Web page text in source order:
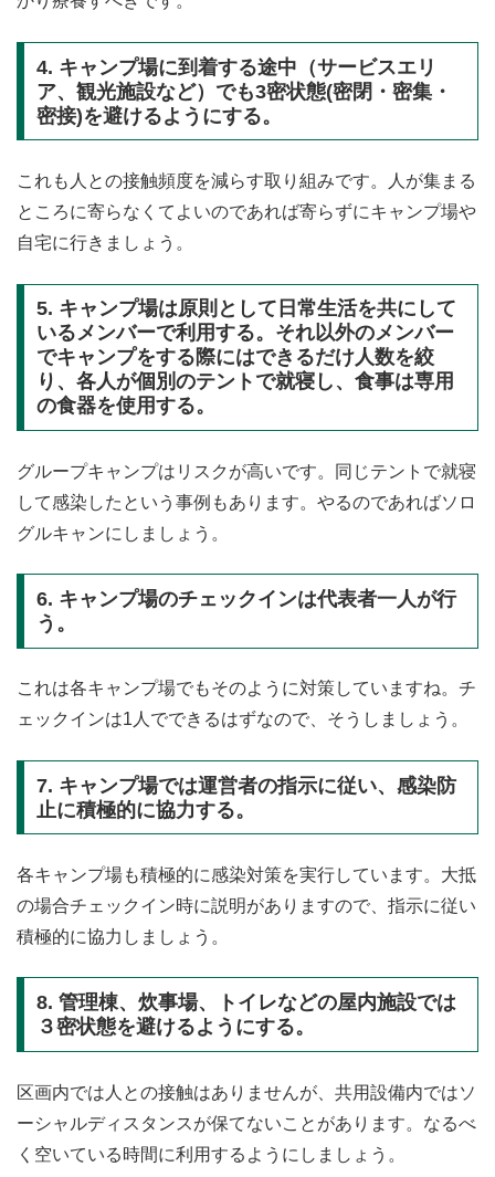
4. キャンプ場に到着する途中（サービスエリ
ア、観光施設など）でも3密状態(密閉・密集・
密接)を避けるようにする。
これも人との接触頻度を減らす取り組みです。人が集まる
ところに寄らなくてよいのであれば寄らずにキャンプ場や
自宅に行きましょう。
5. キャンプ場は原則として日常生活を共にして
いるメンバーで利用する。それ以外のメンバー
でキャンプをする際にはできるだけ人数を絞
り、各人が個別のテントで就寝し、食事は専用
の食器を使用する。
グループキャンプはリスクが高いです。同じテントで就寝
して感染したという事例もあります。やるのであればソロ
グルキャンにしましょう。
6. キャンプ場のチェックインは代表者一人が行
う。
これは各キャンプ場でもそのように対策していますね。チ
ェックインは1人でできるはずなので、そうしましょう。
7. キャンプ場では運営者の指示に従い、感染防
止に積極的に協力する。
各キャンプ場も積極的に感染対策を実行しています。大抵
の場合チェックイン時に説明がありますので、指示に従い
積極的に協力しましょう。
8. 管理棟、炊事場、トイレなどの屋内施設では
３密状態を避けるようにする。
区画内では人との接触はありませんが、共用設備内ではソ
ーシャルディスタンスが保てないことがあります。なるべ
く空いている時間に利用するようにしましょう。